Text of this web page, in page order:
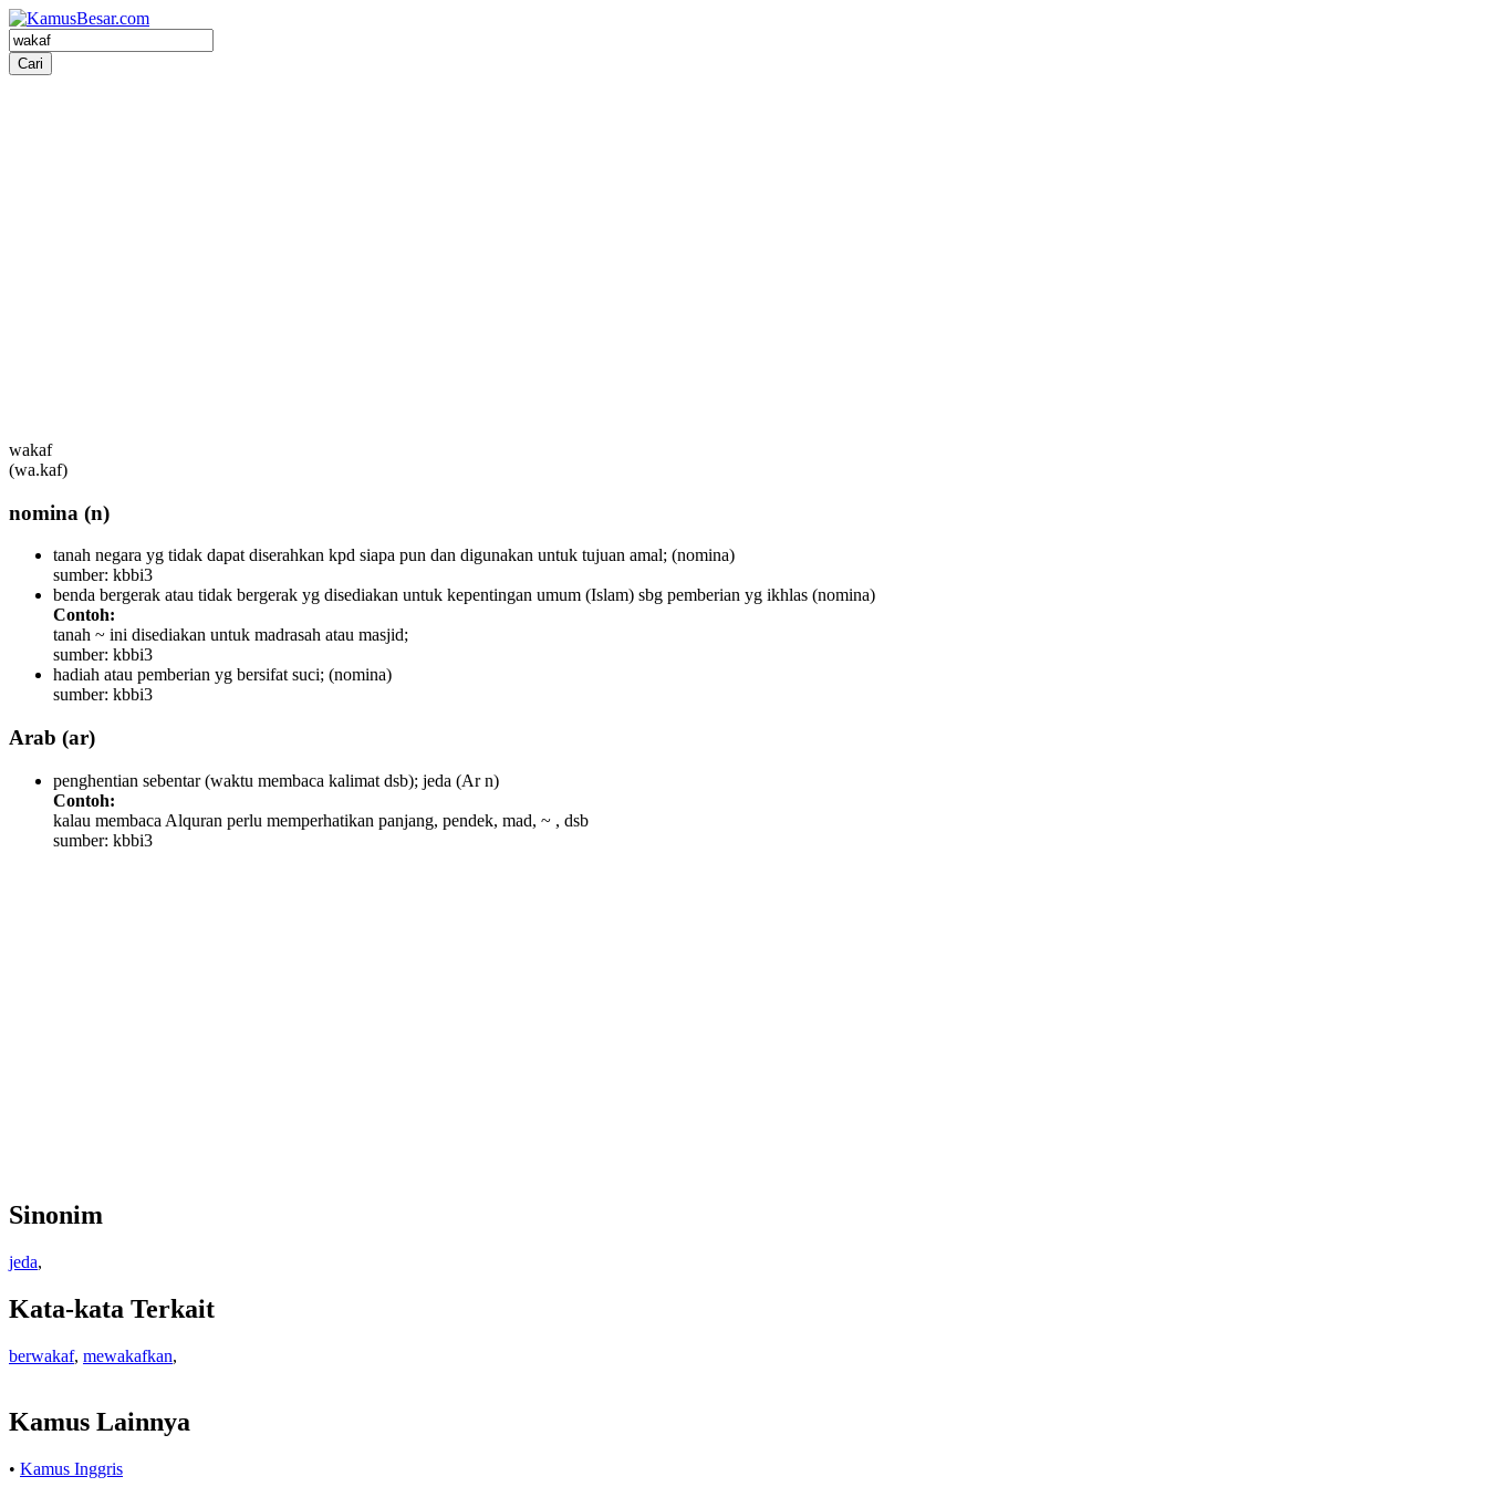
wakaf
(wa.kaf)
nomina (n)
tanah negara yg tidak dapat diserahkan kpd siapa pun dan digunakan untuk tujuan amal; (nomina)
sumber: kbbi3
benda bergerak atau tidak bergerak yg disediakan untuk kepentingan umum (Islam) sbg pemberian yg ikhlas (nomina)
Contoh:
tanah ~ ini disediakan untuk madrasah atau masjid;
sumber: kbbi3
hadiah atau pemberian yg bersifat suci; (nomina)
sumber: kbbi3
Arab (ar)
penghentian sebentar (waktu membaca kalimat dsb); jeda (Ar n)
Contoh:
kalau membaca Alquran perlu memperhatikan panjang, pendek, mad, ~ , dsb
sumber: kbbi3
Sinonim
jeda,
Kata-kata Terkait
berwakaf, mewakafkan,
Kamus Lainnya
• Kamus Inggris